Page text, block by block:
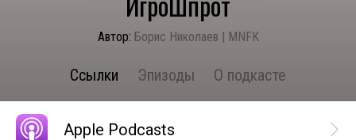
Автор: Борис Николаев | MNFK
Ссылки Эпизоды О подкасте
Apple Podcasts